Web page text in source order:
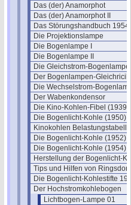
Das (der) Anamorphot
Das (der) Anamorphot II
Das Störungshandbuch 1954
Die Projektionslampe
Die Bogenlampe I
Die Bogenlampe II
Die Gleichstrom-Bogenlampe
Der Bogenlampen-
Die Wechselstrom-
Der Wabenkondensor
Die Kino-Kohlen-Fibel (1939)
Die Bogenlicht-Kohle (1950)
Kinokohlen Belastungstabelle
Die Bogenlicht-Kohle (1952)
Die Bogenlicht-Kohle (1954)
Herstellung der Bogenlicht-
Tips und Hilfen von Ringsdorff
Die Bogenlicht-Kohlestifte
Der Hochstromkohlebogen
Lichtbogen-Lampe 01